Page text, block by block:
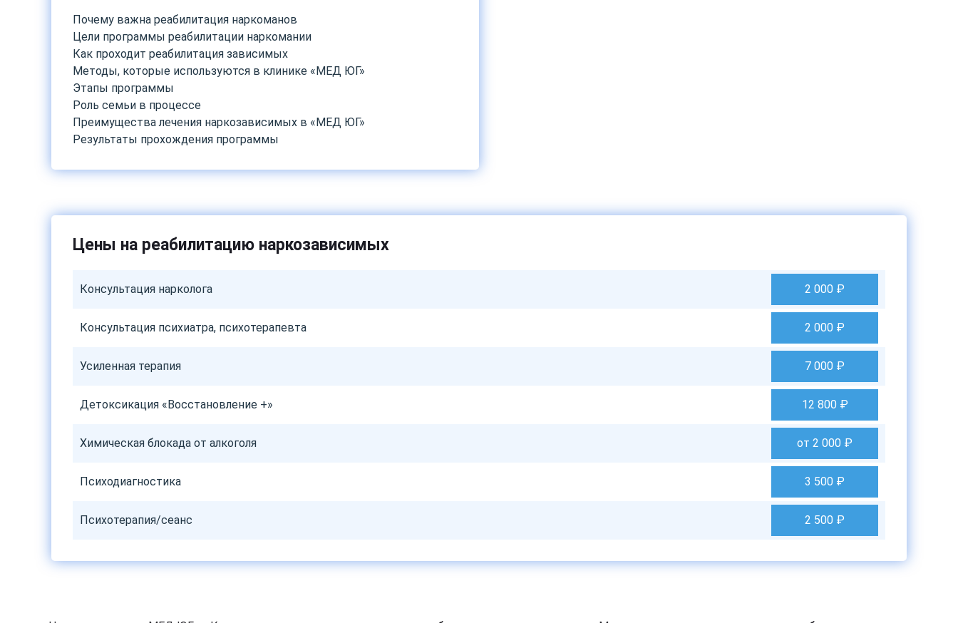
Почему важна реабилитация наркоманов
Цели программы реабилитации наркомании
Как проходит реабилитация зависимых
Методы, которые используются в клинике «МЕД ЮГ»
Этапы программы
Роль семьи в процессе
Преимущества лечения наркозависимых в «МЕД ЮГ»
Результаты прохождения программы
Цены на реабилитацию наркозависимых
Консультация нарколога 2 000 ₽
Консультация психиатра, психотерапевта 2 000 ₽
Усиленная терапия 7 000 ₽
Детоксикация «Восстановление +» 12 800₽
Химическая блокада от алкоголя от 2 000 ₽
Психодиагностика 3 500 ₽
Психотерапия/сеанс 2 500 ₽